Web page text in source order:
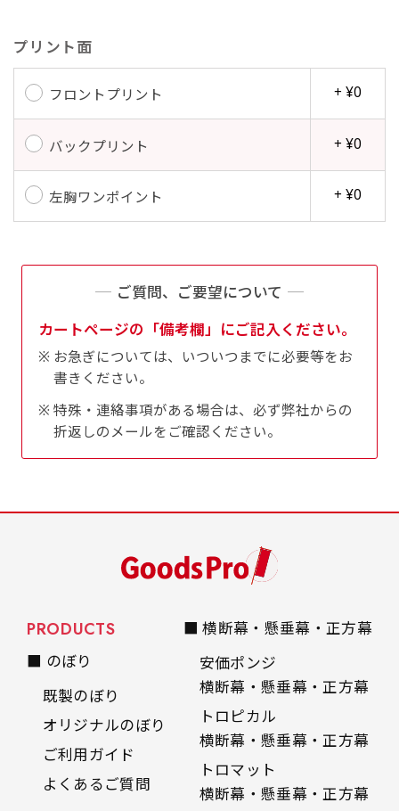
プリント面
フロントプリント + ¥0
バックプリント + ¥0
左胸ワンポイント + ¥0
ご質問、ご要望について
カートページの「備考欄」にご記入ください。
お急ぎについては、いついつまでに必要等をお
書きください。
特殊・連絡事項がある場合は、必ず弊社からの
折返しのメールをご確認ください。
PRODUCTS
■ のぼり
既製のぼり
オリジナルのぼり
ご利用ガイド
よくあるご質問
■ 横断幕・懸垂幕・正方幕
安価ポンジ
横断幕・懸垂幕・正方幕
トロピカル
横断幕・懸垂幕・正方幕
トロマット
横断幕・懸垂幕・正方幕